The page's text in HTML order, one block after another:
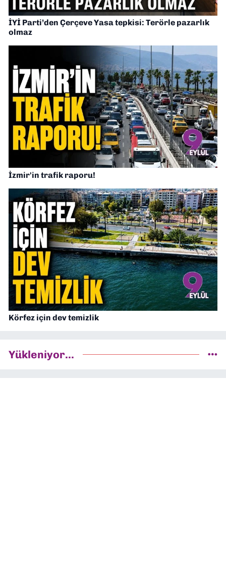
İYİ Parti’den Çerçeve Yasa tepkisi: Terörle pazarlık
olmaz
İzmir'in trafik raporu!
Körfez için dev temizlik
Yükleniyor...